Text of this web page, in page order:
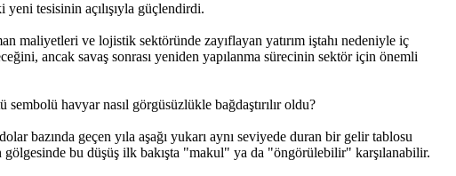
tesisinin açılışıy­la güçlendirdi.
maliyetleri ve lojistik sektöründe zayıflayan yatırım iştahı nedeniyle iç
ancak savaş sonrası yeniden yapılanma sürecinin sektör için önemli
havyar nasıl görgüsüzlükle bağdaştırılır oldu?
bazında geçen yıla aşağı yukarı aynı seviyede duran bir gelir tablosu
bu düşüş ilk bakışta "makul" ya da "öngörülebilir" karşılanabilir.